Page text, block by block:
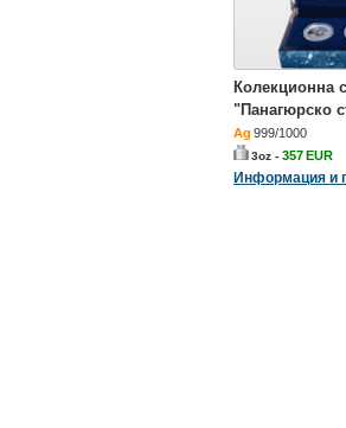
Колекционна
"Панагюрско
Ag 999/1000
3oz - 357 EUR
Информация и